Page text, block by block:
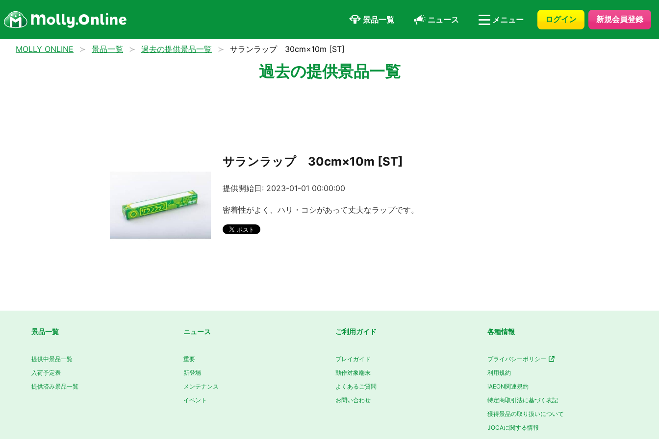
景品一覧 ニュース メニュー ログイン 新規会員登録
MOLLY ONLINE 景品一覧 過去の提供景品一覧 サランラップ 30cm×10m [ST]
過去の提供景品一覧
サランラップ 30cm×10m [ST]
提供開始日: 2023-01-01 00:00:00
密着性がよく、ハリ・コシがあって丈夫なラップです。
景品一覧
提供中景品一覧
入荷予定表
提供済み景品一覧
ニュース
重要
新登場
メンテナンス
イベント
ご利用ガイド
プレイガイド
動作対象端末
よくあるご質問
お問い合わせ
各種情報
プライバシーポリシー
利用規約
iAEON関連規約
特定商取引法に基づく表記
獲得景品の取り扱いについて
JOCAに関する情報